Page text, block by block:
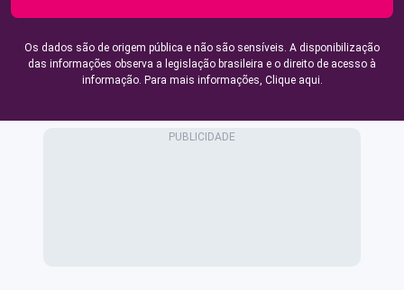
Os dados são de origem pública e não são sensíveis. A disponibilização
das informações observa a legislação brasileira e o direito de acesso à
informação. Para mais informações, Clique aqui.